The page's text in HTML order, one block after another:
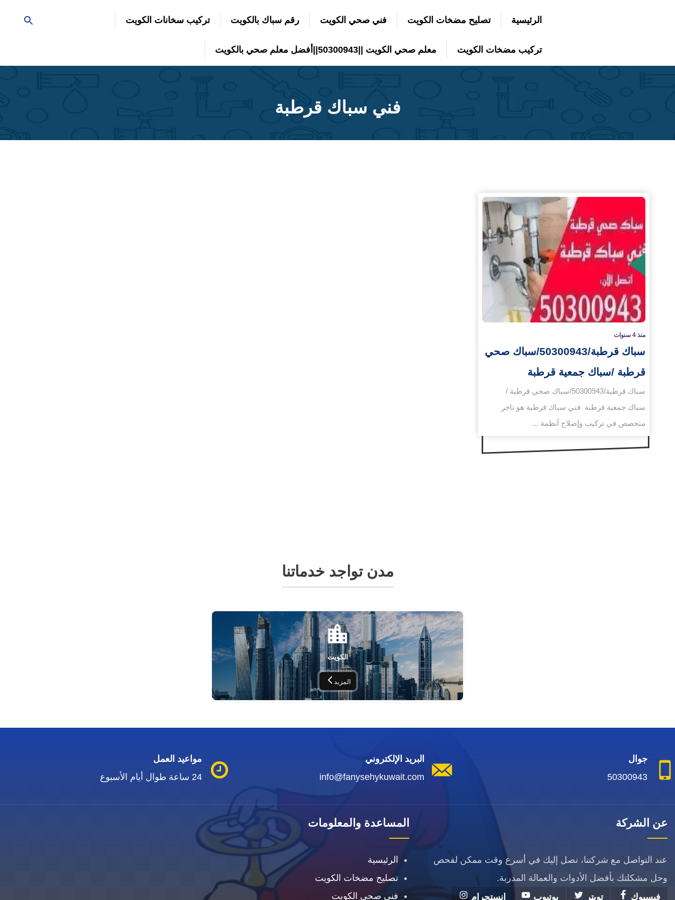
الرئيسية تصليح مضخات الكويت فني صحي الكويت رقم سباك بالكويت تركيب سخانات الكويت
تركيب مضخات الكويت معلم صحي الكويت ||50300943||أفضل معلم صحي بالكويت
فني سباك قرطبة
منذ 4 سنوات
سباك قرطبة/50300943/سباك صحي
قرطبة /سباك جمعية قرطبة
سباك قرطبة/50300943/سباك صحي قرطبة /
سباك جمعية قرطبة فني سباك قرطبة هو تاجر
متخصص في تركيب وإصلاح أنظمة ...
مدن تواجد خدماتنا
الكويت
المزيد
جوال
50300943
البريد الإلكتروني
info@fanysehykuwait.com
مواعيد العمل
24 ساعة طوال أيام الأسبوع
عن الشركة
عند التواصل مع شركتنا، نصل إليك في أسرع وقت ممكن لفحص
وحل مشكلتك بأفضل الأدوات والعمالة المدربة.
فيسبوك
تويتر يوتيوب انستجرام
المساعدة والمعلومات
الرئيسية
تصليح مضخات الكويت
فني صحي الكويت